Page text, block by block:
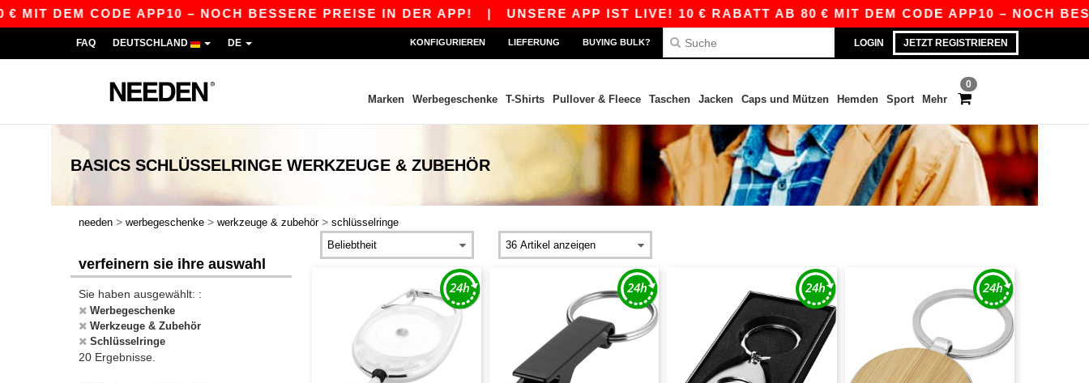
CODE APP10 – NOCH BESSERE PREISE IN DER APP! |UNSERE APP IST LIVE! 10 € RABATT AB 80 € MIT DEM CODE APP10 – NOCH
LOGIN JETZT REGISTRIEREN
FAQ DEUTSCHLAND DE KONFIGURIEREN LIEFERUNG BUYING BULK?
0
Marken Werbegeschenke T-Shirts Pullover & Fleece Taschen Jacken Caps und Mützen Hemden Sport Mehr
BASICS SCHLÜSSELRINGE WERKZEUGE & ZUBEHÖR
needen > werbegeschenke > werkzeuge & zubehör > schlüsselringe
verfeinern sie ihre auswahl
Sie haben ausgewählt: :
Werbegeschenke
Werkzeuge & Zubehör
Schlüsselringe
20 Ergebnisse.